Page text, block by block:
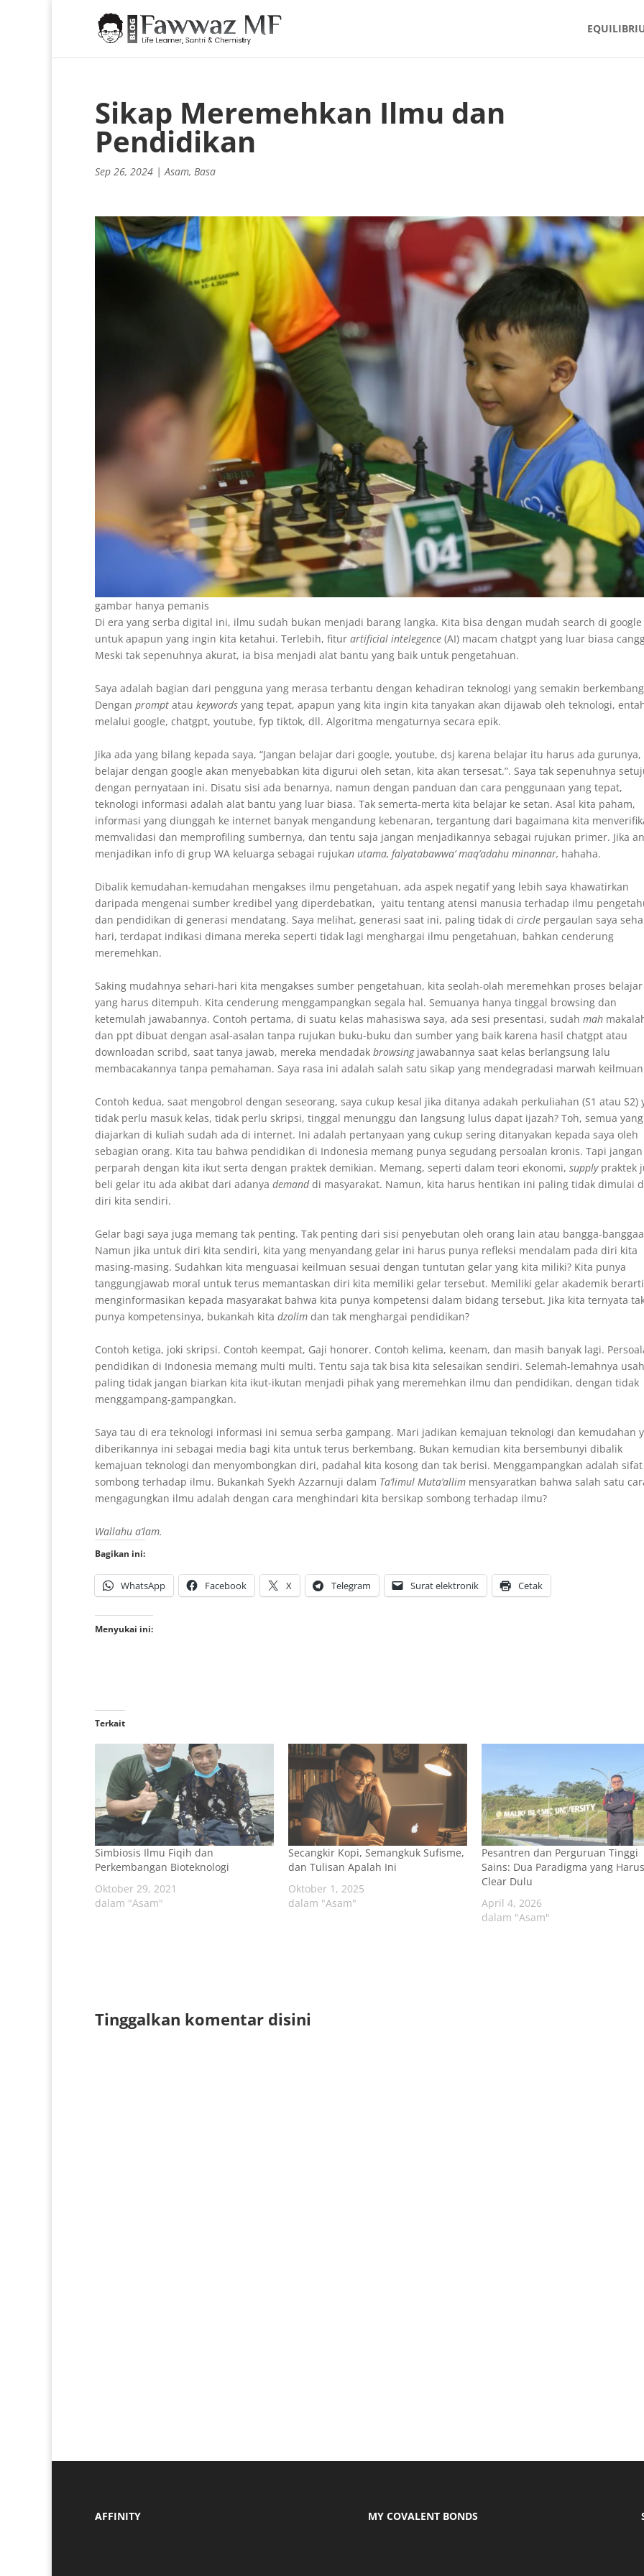
Sikap Meremehkan Ilmu dan
Pendidikan
Sep 26, 2024 |Asam, Basa
gambar hanya pemanis
Di era yang serba digital ini, ilmu sudah bukan menjadi barang langka. Kita bisa dengan mudah search di google
untuk apapun yang ingin kita ketahui. Terlebih, fitur artificial intelegence (AI) macam chatgpt yang luar biasa
Meski tak sepenuhnya akurat, ia bisa menjadi alat bantu yang baik untuk pengetahuan.
Saya adalah bagian dari pengguna yang merasa terbantu dengan kehadiran teknologi yang semakin
Dengan prompt atau keywords yang tepat, apapun yang kita ingin kita tanyakan akan dijawab oleh teknologi,
melalui google, chatgpt, youtube, fyp tiktok, dll. Algoritma mengaturnya secara epik.
Jika ada yang bilang kepada saya, “Jangan belajar dari google, youtube, dsj karena belajar itu harus ada gurunya,
belajar dengan google akan menyebabkan kita digurui oleh setan, kita akan tersesat.”. Saya tak sepenuhnya
dengan pernyataan ini. Disatu sisi ada benarnya, namun dengan panduan dan cara penggunaan yang tepat,
teknologi informasi adalah alat bantu yang luar biasa. Tak semerta-merta kita belajar ke setan. Asal kita paham,
informasi yang diunggah ke internet banyak mengandung kebenaran, tergantung dari bagaimana kita
memvalidasi dan memprofiling sumbernya, dan tentu saja jangan menjadikannya sebagai rujukan primer. Jika
menjadikan info di grup WA keluarga sebagai rujukan utama, falyatabawwa’ maq’adahu minannar, hahaha.
Dibalik kemudahan-kemudahan mengakses ilmu pengetahuan, ada aspek negatif yang lebih saya khawatirkan
daripada mengenai sumber kredibel yang diperdebatkan, yaitu tentang atensi manusia terhadap ilmu
dan pendidikan di generasi mendatang. Saya melihat, generasi saat ini, paling tidak di circle pergaulan saya
hari, terdapat indikasi dimana mereka seperti tidak lagi menghargai ilmu pengetahuan, bahkan cenderung
meremehkan.
Saking mudahnya sehari-hari kita mengakses sumber pengetahuan, kita seolah-olah meremehkan proses belajar
yang harus ditempuh. Kita cenderung menggampangkan segala hal. Semuanya hanya tinggal browsing dan
ketemulah jawabannya. Contoh pertama, di suatu kelas mahasiswa saya, ada sesi presentasi, sudah mah
dan ppt dibuat dengan asal-asalan tanpa rujukan buku-buku dan sumber yang baik karena hasil chatgpt atau
downloadan scribd, saat tanya jawab, mereka mendadak browsingjawabannya saat kelas berlangsung lalu
membacakannya tanpa pemahaman. Saya rasa ini adalah salah satu sikap yang mendegradasi marwah
Contoh kedua, saat mengobrol dengan seseorang, saya cukup kesal jika ditanya adakah perkuliahan (S1 atau S2)
tidak perlu masuk kelas, tidak perlu skripsi, tinggal menunggu dan langsung lulus dapat ijazah? Toh, semua yang
diajarkan di kuliah sudah ada di internet. Ini adalah pertanyaan yang cukup sering ditanyakan kepada saya oleh
sebagian orang. Kita tau bahwa pendidikan di Indonesia memang punya segudang persoalan kronis. Tapi
perparah dengan kita ikut serta dengan praktek demikian. Memang, seperti dalam teori ekonomi, supplypraktek
beli gelar itu ada akibat dari adanya demanddi masyarakat. Namun, kita harus hentikan ini paling tidak dimulai
diri kita sendiri.
Gelar bagi saya juga memang tak penting. Tak penting dari sisi penyebutan oleh orang lain atau bangga-
Namun jika untuk diri kita sendiri, kita yang menyandang gelar ini harus punya refleksi mendalam pada diri kita
masing-masing. Sudahkan kita menguasai keilmuan sesuai dengan tuntutan gelar yang kita miliki? Kita punya
tanggungjawab moral untuk terus memantaskan diri kita memiliki gelar tersebut. Memiliki gelar akademik berarti
menginformasikan kepada masyarakat bahwa kita punya kompetensi dalam bidang tersebut. Jika kita ternyata
punya kompetensinya, bukankah kita dzolim dan tak menghargai pendidikan?
Contoh ketiga, joki skripsi. Contoh keempat, Gaji honorer. Contoh kelima, keenam, dan masih banyak lagi.
pendidikan di Indonesia memang multi multi. Tentu saja tak bisa kita selesaikan sendiri. Selemah-lemahnya
paling tidak jangan biarkan kita ikut-ikutan menjadi pihak yang meremehkan ilmu dan pendidikan, dengan tidak
menggampang-gampangkan.
Saya tau di era teknologi informasi ini semua serba gampang. Mari jadikan kemajuan teknologi dan kemudahan
diberikannya ini sebagai media bagi kita untuk terus berkembang. Bukan kemudian kita bersembunyi dibalik
kemajuan teknologi dan menyombongkan diri, padahal kita kosong dan tak berisi. Menggampangkan adalah sifat
sombong terhadap ilmu. Bukankah Syekh Azzarnuji dalam Ta’limul Muta’allim mensyaratkan bahwa salah satu
mengagungkan ilmu adalah dengan cara menghindari kita bersikap sombong terhadap ilmu?
Wallahu a’lam.
Bagikan ini:
WhatsApp Facebook X Telegram Surat elektronik Cetak
Menyukai ini:
Terkait
Simbiosis Ilmu Fiqih dan
Perkembangan Bioteknologi
Oktober 29, 2021
dalam "Asam"
Secangkir Kopi, Semangkuk Sufisme,
dan Tulisan Apalah Ini
Oktober 1, 2025
dalam "Asam"
Pesantren dan Perguruan Tinggi
Sains: Dua Paradigma yang Harus
Clear Dulu
April 4, 2026
dalam "Asam"
Tinggalkan komentar disini
AFFINITY MY COVALENT BONDS